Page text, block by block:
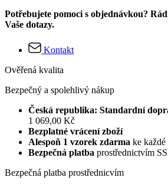
Potřebujete pomoci s objednávkou?
Vaše dotazy.
Kontakt
Ověřená kvalita
Bezpečný a spolehlivý nákup
Česká republika: Standardní
1 069,00 Kč
Bezplatné vrácení zboží
Alespoň 1 vzorek zdarma ke
Bezpečná platba prostřednictvím
Bezpečná platba prostřednicvím